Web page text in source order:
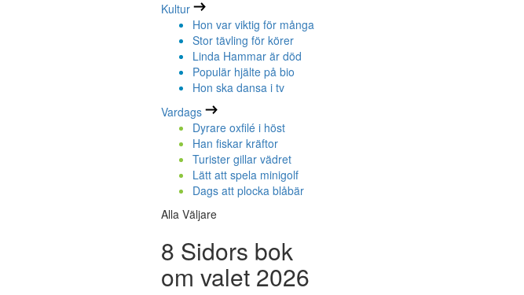
Kultur
Hon var viktig för många
Stor tävling för körer
Linda Hammar är död
Populär hjälte på bio
Hon ska dansa i tv
Vardags
Dyrare oxfilé i höst
Han fiskar kräftor
Turister gillar vädret
Lätt att spela minigolf
Dags att plocka blåbär
Alla Väljare
8 Sidors bok
om valet 2026